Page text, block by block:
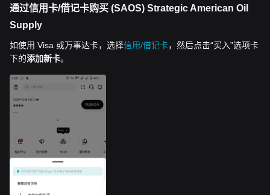
通过信用卡/借记卡购买 (SAOS) Strategic American Oil
Supply
如使用 Visa 或万事达卡，选择信用/借记卡，然后点击“买入”选项卡
下的添加新卡。